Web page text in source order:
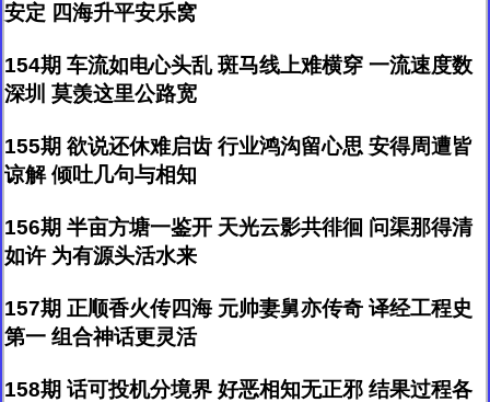
安定 四海升平安乐窝
154期 车流如电心头乱 斑马线上难横穿 一流速度数
深圳 莫羡这里公路宽
155期 欲说还休难启齿 行业鸿沟留心思 安得周遭皆
谅解 倾吐几句与相知
156期 半亩方塘一鉴开 天光云影共徘徊 问渠那得清
如许 为有源头活水来
157期 正顺香火传四海 元帅妻舅亦传奇 译经工程史
第一 组合神话更灵活
158期 话可投机分境界 好恶相知无正邪 结果过程各